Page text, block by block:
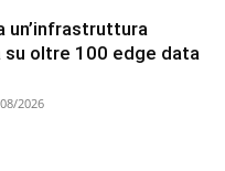
un’infrastruttura
su oltre 100 edge data
2026